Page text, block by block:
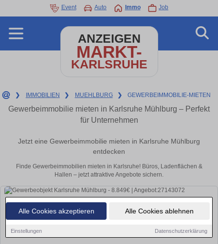
Alle Cookies akzeptieren Alle Cookies ablehnen
Einstellungen Datenschutzerklärung
Event Auto Immo Job
ANZEIGEN
MARKT-
KARLSRUHE
❯ IMMOBILIEN ❯ MUEHLBURG ❯ GEWERBEIMMOBILIE-MIETEN
Gewerbeimmobilie mieten in Karlsruhe Mühlburg – Perfekt
für Unternehmen
Jetzt eine Gewerbeimmobilie mieten in Karlsruhe Mühlburg
entdecken
Finde Gewerbeimmobilien mieten in Karlsruhe! Büros, Ladenflächen &
Hallen – jetzt attraktive Angebote sichern.